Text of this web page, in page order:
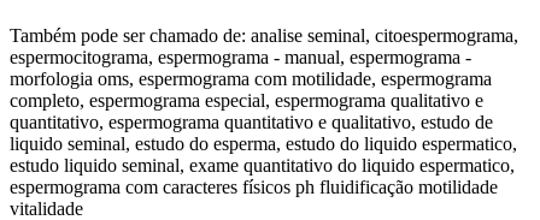
Também pode ser chamado de: analise seminal, citoespermograma,
espermocitograma, espermograma - manual, espermograma -
morfologia oms, espermograma com motilidade, espermograma
completo, espermograma especial, espermograma qualitativo e
quantitativo, espermograma quantitativo e qualitativo, estudo de
liquido seminal, estudo do esperma, estudo do liquido espermatico,
estudo liquido seminal, exame quantitativo do liquido espermatico,
espermograma com caracteres físicos ph fluidificação motilidade
vitalidade